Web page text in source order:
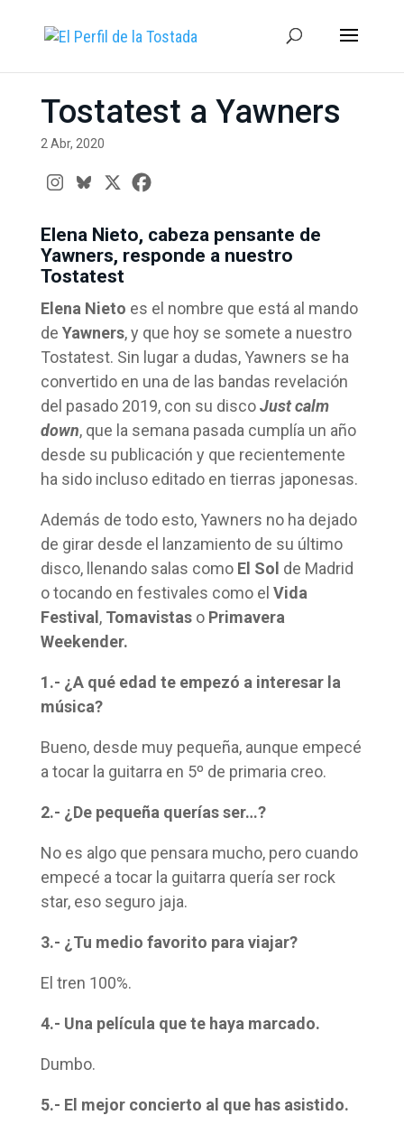
Tostatest a Yawners
2 Abr, 2020
Elena Nieto, cabeza pensante de
Yawners, responde a nuestro
Tostatest
Elena Nieto es el nombre que está al mando
de Yawners, y que hoy se somete a nuestro
Tostatest. Sin lugar a dudas, Yawners se ha
convertido en una de las bandas revelación
del pasado 2019, con su discoJust calm
down, que la semana pasada cumplía un año
desde su publicación y que recientemente
ha sido incluso editado en tierras japonesas.
Además de todo esto, Yawners no ha dejado
de girar desde el lanzamiento de su último
disco, llenando salas como El Sol de Madrid
o tocando en festivales como el Vida
Festival , Tomavistaso Primavera
Weekender.
1.- ¿A qué edad te empezó a interesar la
música?
Bueno, desde muy pequeña, aunque empecé
a tocar la guitarra en 5º de primaria creo.
2.- ¿De pequeña querías ser…?
No es algo que pensara mucho, pero cuando
empecé a tocar la guitarra quería ser rock
star, eso seguro jaja.
3.- ¿Tu medio favorito para viajar?
El tren 100%.
4.- Una película que te haya marcado.
Dumbo.
5.- El mejor concierto al que has asistido.